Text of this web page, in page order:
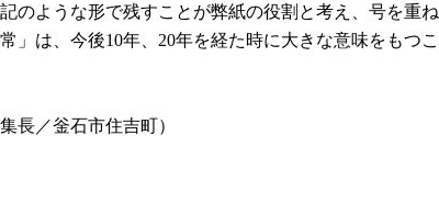
のような形で残すことが弊紙の役割と考え、号を重ね
」は、今後10年、20年を経た時に大きな意味をもつこ
長／釡石市住吉町）